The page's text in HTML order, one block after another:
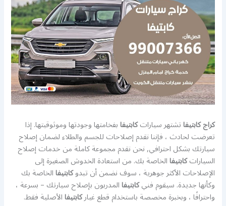
كراج كابتيفاتشتهر سياراتكابتيفابفخامتها وجودتها وموثوقيتها. إذا
تعرضت لحادث ، فإننا نقدم إصلاحات للجسم والطلاء لضمان إصلاح
سيارتك بشكل احترافي, نحن نقدم مجموعة كاملة من خدمات إصلاح
السياراتكابتيفاالخاصة بك. من استعادة الخدوش الصغيرة إلى
الإصلاحات الأكثر جوهرية ، سوف نضمن أن تبدوكابتيفاالخاصة بك
وكأنها جديدة. سيقوم فنيكابتيفاالمدربون بإصلاح سيارتك – بسرعة ،
واحترافًا ، وبخبرة مخصصة باستخدام قطع غياركابتيفاالأصلية فقط.